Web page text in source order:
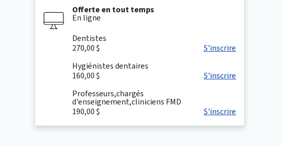
Offerte en tout temps
En ligne
Dentistes
270,00 $
S'inscrire
Hygiénistes dentaires
160,00 $
S'inscrire
Professeurs,chargés
d'enseignement,cliniciens FMD
190,00 $
S'inscrire